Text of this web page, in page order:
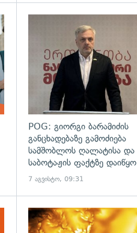
POG: გიორგი ბარამიძის
განცხადებაზე გამოძიება
სამშობლოს ღალატისა და
საბოტაჟის ფაქტზე დაიწყო
7 აგვისტო, 09:31